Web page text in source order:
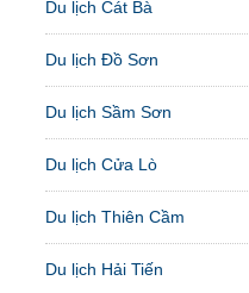
Du lịch Cát Bà
Du lịch Đồ Sơn
Du lịch Sầm Sơn
Du lịch Cửa Lò
Du lịch Thiên Cầm
Du lịch Hải Tiến